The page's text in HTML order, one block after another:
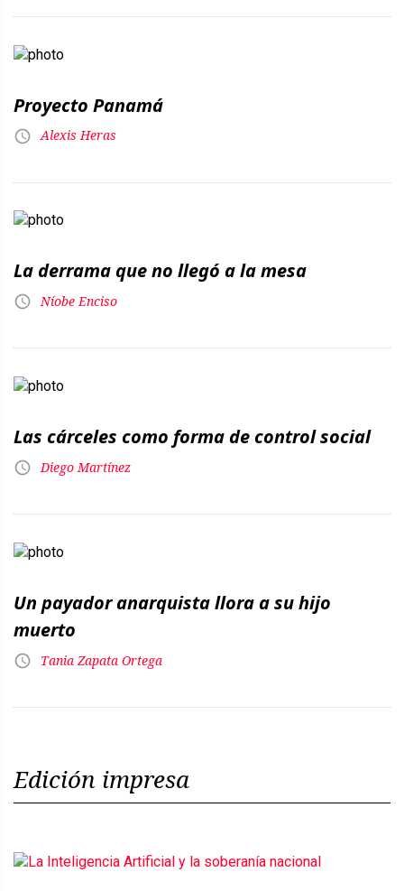
Proyecto Panamá
Alexis Heras
La derrama que no llegó a la mesa
Níobe Enciso
Las cárceles como forma de control social
Diego Martínez
Un payador anarquista llora a su hijo
muerto
Tania Zapata Ortega
Edición impresa